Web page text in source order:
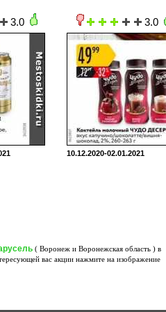
3.0 3.0
10.12.2020-02.01.2021
( Воронеж и Воронежская область ) в
вас акции нажмите на изображение